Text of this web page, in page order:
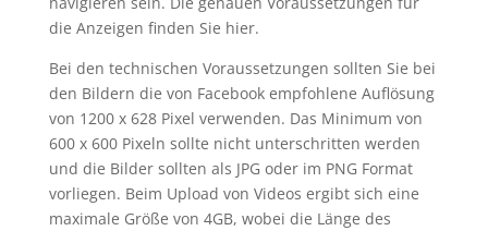
die Anzeigen finden Sie hier.
Bei den technischen Voraussetzungen sollten Sie bei
den Bildern die von Facebook empfohlene Auflösung
von 1200 x 628 Pixel verwenden. Das Minimum von
600 x 600 Pixeln sollte nicht unterschritten werden
und die Bilder sollten als JPG oder im PNG Format
vorliegen. Beim Upload von Videos ergibt sich eine
maximale Größe von 4GB, wobei die Länge des